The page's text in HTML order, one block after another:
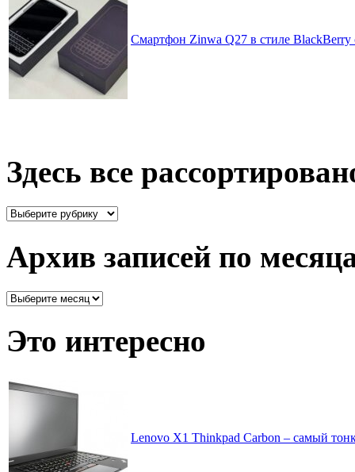
Смартфон Zinwa Q27 в стиле BlackBerry
Здесь все
Здесь
Архив записей по
Архив
месяцам
Это интересно
Lenovo X1 Thinkpad Carbon – самый